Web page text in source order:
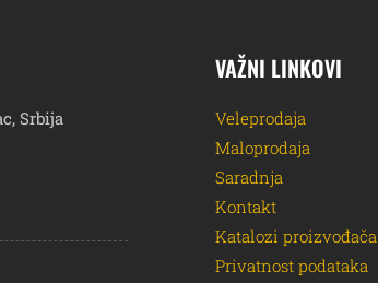
Srbija
VAŽNI LINKOVI
Veleprodaja
Maloprodaja
Saradnja
Kontakt
Katalozi proizvođača
Privatnost podataka